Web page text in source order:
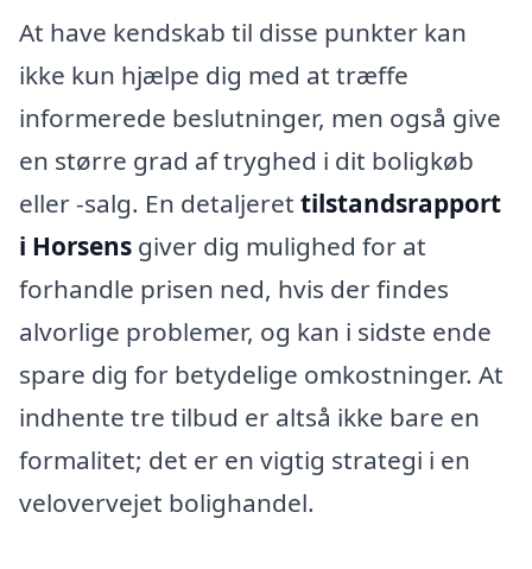
At have kendskab til disse punkter kan
ikke kun hjælpe dig med at træffe
informerede beslutninger, men også give
en større grad af tryghed i dit boligkøb
eller -salg. En detaljeret tilstandsrapport
i Horsens giver dig mulighed for at
forhandle prisen ned, hvis der findes
alvorlige problemer, og kan i sidste ende
spare dig for betydelige omkostninger. At
indhente tre tilbud er altså ikke bare en
formalitet; det er en vigtig strategi i en
velovervejet bolighandel.